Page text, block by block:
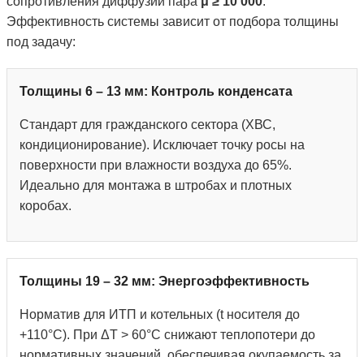
Эффективность системы зависит от подбора толщины
под задачу:
Толщины 6 – 13 мм: Контроль конденсата
Стандарт для гражданского сектора (ХВС,
кондиционирование). Исключает точку росы на
поверхности при влажности воздуха до 65%.
Идеально для монтажа в штробах и плотных
коробах.
Толщины 19 – 32 мм: Энергоэффективность
Норматив для ИТП и котельных (t носителя до
+110°С). При ΔT > 60°C снижают теплопотери до